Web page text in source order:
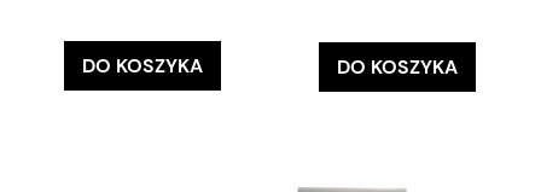
DO KOSZYKA DO KOSZYKA